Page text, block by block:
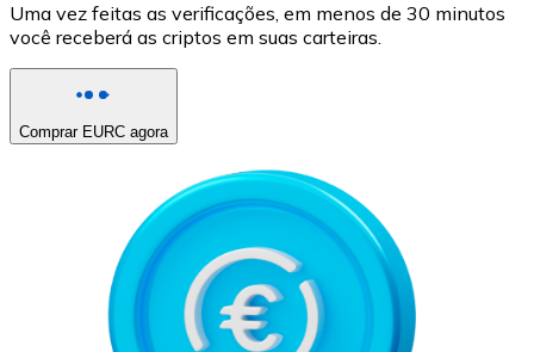
Uma vez feitas as verificações, em menos de 30 minutos
você receberá as criptos em suas carteiras.
Comprar EURC agora